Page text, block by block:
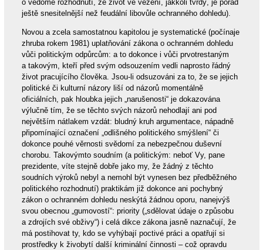
o vědomé rozhodnutí, že život ve vězení, jakkoli tvrdý, je pořád
ještě snesitelnější než feudální libovůle ochranného dohledu).
Novou a zcela samostatnou kapitolou je systematické (počínaje
zhruba rokem 1981) uplatňování zákona o ochranném dohledu
vůči politickým odpůrcům: a to dokonce i vůči prvotrestaným
a takovým, kteří před svým odsouzením vedli naprosto řádný
život pracujícího člověka. Jsou-li odsuzováni za to, že se jejich
politické či kulturní názory liší od názorů momentálně
oficiálních, pak hloubka jejich „narušenosti“ je dokazována
výlučně tím, že se těchto svých názorů nehodlají ani pod
největším nátlakem vzdát: bludný kruh argumentace, nápadně
připomínající označení „odlišného politického smýšlení“ či
dokonce pouhé věrnosti svědomí za nebezpečnou duševní
chorobu. Takovýmto soudním (a politickým: neboť Vy, pane
prezidente, víte stejně dobře jako my, že žádný z těchto
soudních výroků nebyl a nemohl být vynesen bez předběžného
politického rozhodnutí) praktikám již dokonce ani pochybný
zákon o ochranném dohledu neskýtá žádnou oporu, nanejvýš
svou obecnou „gumovostí“: priority („sdělovat údaje o způsobu
a zdrojích své obživy“) i celá dikce zákona jasně naznačují, že
má postihovat ty, kdo se vyhýbají poctivé práci a opatřují si
prostředky k živobytí další kriminální činnosti – což opravdu